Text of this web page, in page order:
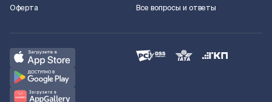
Оферта
Все вопросы и ответы